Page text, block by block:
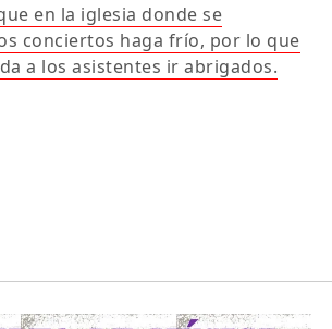
en la iglesia donde se
conciertos haga frío, por lo que
a los asistentes ir abrigados.